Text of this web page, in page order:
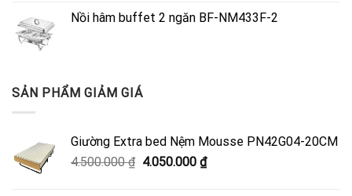
Nồi hâm buffet 2 ngăn BF-NM433F-2
SẢN PHẨM GIẢM GIÁ
Giường Extra bed Nệm Mousse PN42G04-20CM
4.500.000₫ Giá
4.050.000 ₫Giá